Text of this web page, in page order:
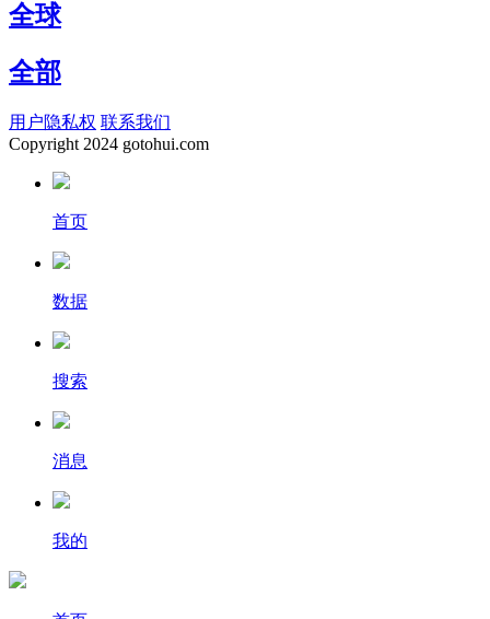
全球
全部
用户隐私权 联系我们
Copyright 2024 gotohui.com
首页
数据
搜索
消息
我的